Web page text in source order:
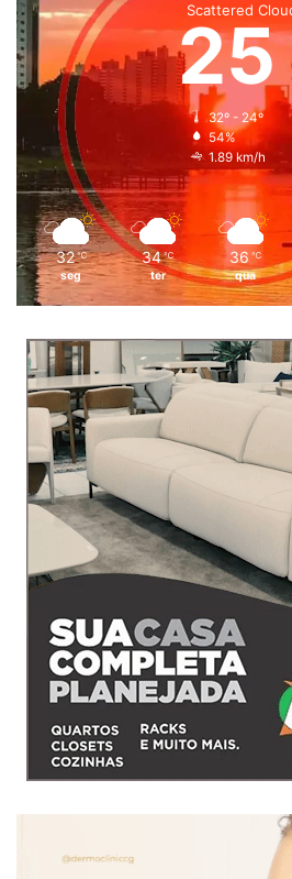
Scattered
25
32º - 24º
54%
1.89 km/h
32 ℃
seg
34 ℃
ter
36 ℃
qua